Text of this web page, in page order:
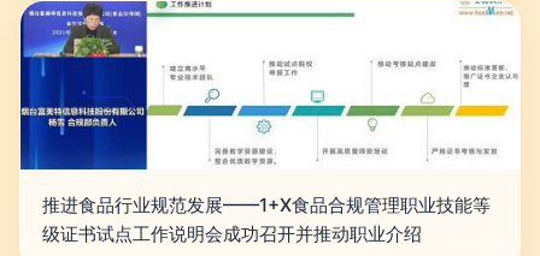
推进食品行业规范发展——1+X食品合规管理职业技能等
级证书试点工作说明会成功召开并推动职业介绍